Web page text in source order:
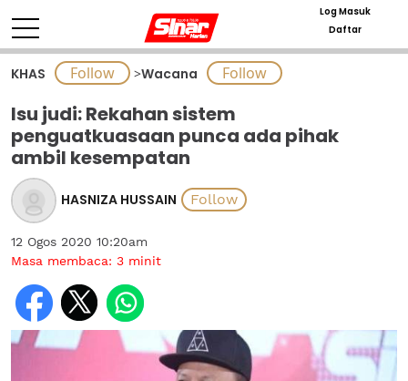
Log Masuk
Daftar
KHAS >Wacana
Isu judi: Rekahan sistem
penguatkuasaan punca ada pihak
ambil kesempatan
HASNIZA HUSSAIN
12 Ogos 2020 10:20am
Masa membaca: 3 minit